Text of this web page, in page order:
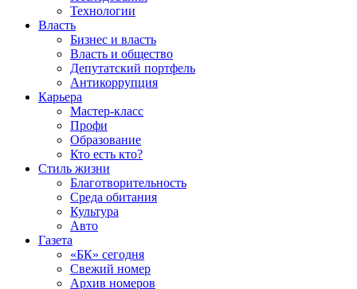
Технологии
Власть
Бизнес и власть
Власть и общество
Депутатский портфель
Антикоррупция
Карьера
Мастер-класс
Профи
Образование
Кто есть кто?
Стиль жизни
Благотворительность
Среда обитания
Культура
Авто
Газета
«БК» сегодня
Свежий номер
Архив номеров